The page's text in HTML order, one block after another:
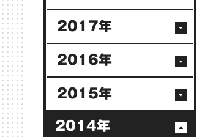
2017年
2016年
2015年
2014年